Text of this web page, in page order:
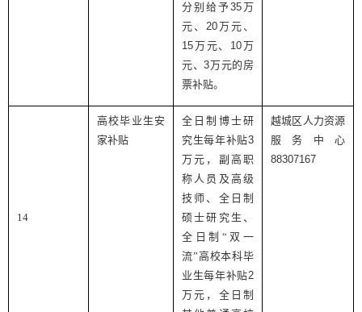
分别给予35万
元、 20万元、
15万元、 10万
元、3万元的房
票补贴。
14
高校毕业生安
家补贴
全日制博士研
究生每年补贴3
万元，副高职
称人员及高级
技师、全日制
硕士研究生、
全日制“双一
流”高校本科毕
业生每年补贴2
万元，全日制
越城区人力资源
服务中心
88307167